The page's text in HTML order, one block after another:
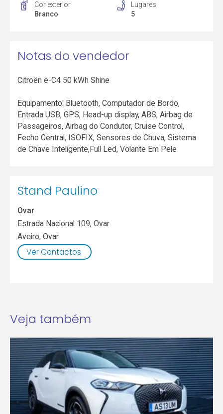
Cor exterior
Branco
Lugares
5
Notas do vendedor
Citroën e-C4 50 kWh Shine
Equipamento: Bluetooth, Computador de Bordo,
Entrada USB, GPS, Head-up display, ABS, Airbag de
Passageiros, Airbag do Condutor, Cruise Control,
Fecho Central, ISOFIX, Sensores de Chuva, Sistema
de Chave Inteligente,Full Led, Volante Em Pele
Stand Paulino
Ovar
Estrada Nacional 109, Ovar
Aveiro,Ovar
Ver Contactos
Veja também